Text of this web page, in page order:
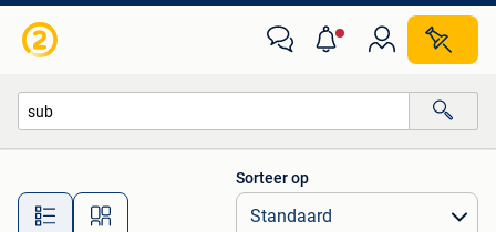
Alle afstanden…
Sorteer op